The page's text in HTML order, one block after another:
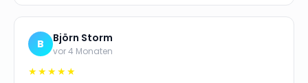
B Björn Storm
vor 4 Monaten
★★★★★